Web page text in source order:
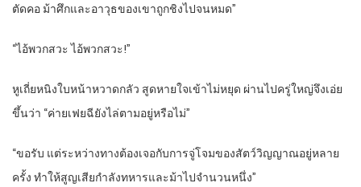
ตัดคอ ม้าศึกและอาวุธของเขาถูกชิงไปจนหมด”
“ไอ้พวกสวะ ไอ้พวกสวะ!”
หูเถี่ยหนิงใบหน้าหวาดกลัว สูดหายใจเข้าไม่หยุด ผ่านไปครู่ใหญ่จึงเอ่ย
ขึ้นว่า “ค่ายเฟยฉียังไล่ตามอยู่หรือไม่”
“ขอรับ แต่ระหว่างทางต้องเจอกับการจู่โจมของสัตว์วิญญาณอยู่หลาย
ครั้ง ทำให้สูญเสียกำลังทหารและม้าไปจำนวนหนึ่ง”